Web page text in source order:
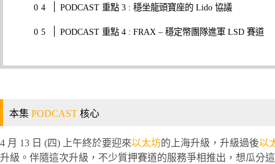
PODCAST 重點 3 : 穩坐龍頭寶座的 Lido 協議
PODCAST 重點 4 : FRAX – 穩定幣團隊進軍 LSD 賽道
本集 PODCAST 核心
4 月 13 日 (四) 上午終於要迎來以太坊的上海升級，升級過後以
升級。伴隨這次升級，不少質押賽道的服務爭相推出，想瓜分